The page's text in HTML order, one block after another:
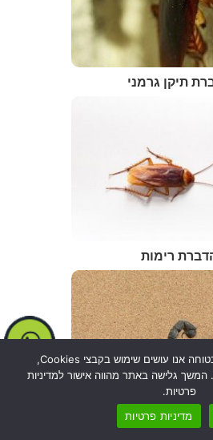
תיקן גרמני
רימות
עקרבים
לשם חוויית שימוש נוחה ובטוחה אנו עושים שימוש בקבצי Cookies,
המשך גלישה באתר מהווה אישור למדיניות
פרטיות.
מדיניות פרטיות